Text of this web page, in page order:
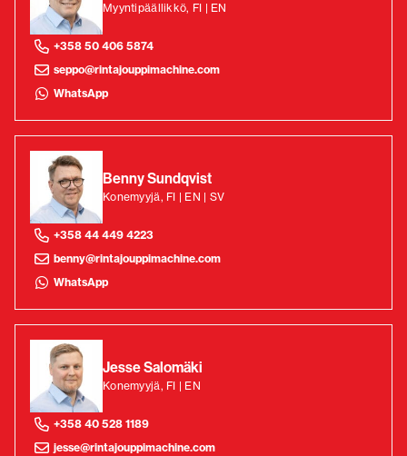
Myyntipäällikkö, FI | EN
+358 50 406 5874
seppo@rintajouppimachine.com
WhatsApp
Benny Sundqvist
Konemyyjä, FI | EN | SV
+358 44 449 4223
benny@rintajouppimachine.com
WhatsApp
Jesse Salomäki
Konemyyjä, FI | EN
+358 40 528 1189
jesse@rintajouppimachine.com